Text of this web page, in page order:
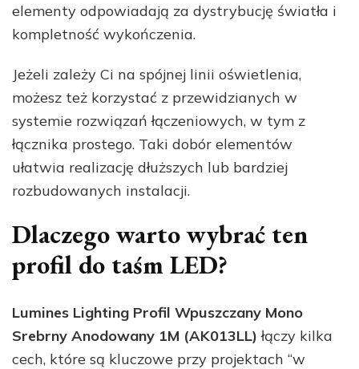
elementy odpowiadają za dystrybucję światła i
kompletność wykończenia.
Jeżeli zależy Ci na spójnej linii oświetlenia,
możesz też korzystać z przewidzianych w
systemie rozwiązań łączeniowych, w tym z
łącznika prostego. Taki dobór elementów
ułatwia realizację dłuższych lub bardziej
rozbudowanych instalacji.
Dlaczego warto wybrać ten
profil do taśm LED?
Lumines Lighting Profil Wpuszczany Mono
Srebrny Anodowany 1M (AK013LL) łączy kilka
cech, które są kluczowe przy projektach “w